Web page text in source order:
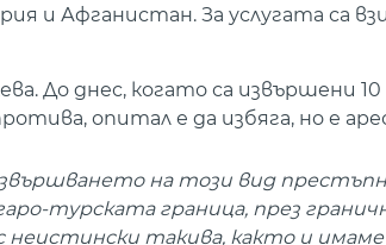
и Афганистан. За услугата са
До днес, когато са извършени
опитал е да избяга, но е
на този вид
турската граница, през
такива, както и имаме